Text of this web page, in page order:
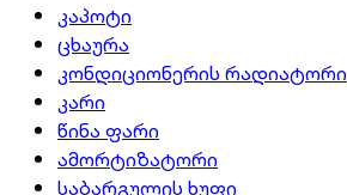
კაპოტი
ცხაურა
კონდიციონერის რადიატორი
კარი
წინა ფარი
ამორტიზატორი
საბარგულის ხუფი